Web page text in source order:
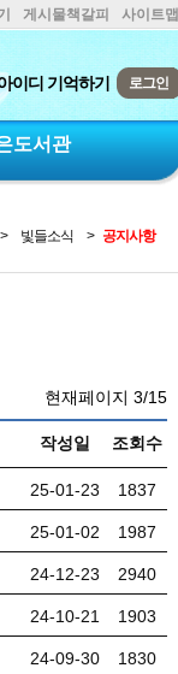
게시물책갈피 사이트맵
이디 기억하기
도서관
> 빛들소식 > 공지사항
현재페이지 3/15
작성일 조회수
25-01-23 1837
25-01-02 1987
24-12-23 2940
24-10-21 1903
24-09-30 1830